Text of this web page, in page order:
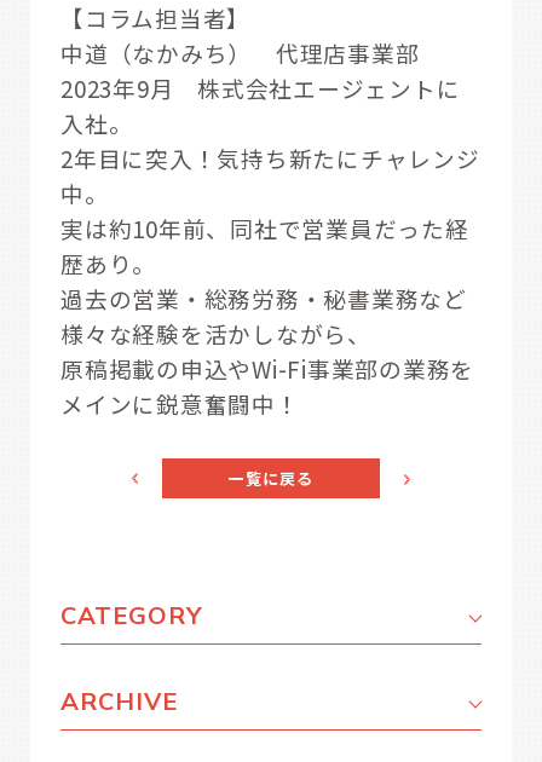
【コラム担当者】
中道（なかみち） 代理店事業部
2023年9月 株式会社エージェントに
入社。
2年目に突入！気持ち新たにチャレンジ
中。
実は約10年前、同社で営業員だった経
歴あり。
過去の営業・総務労務・秘書業務など
様々な経験を活かしながら、
原稿掲載の申込やWi-Fi事業部の業務を
メインに鋭意奮闘中！
一覧に戻る
CATEGORY
ARCHIVE